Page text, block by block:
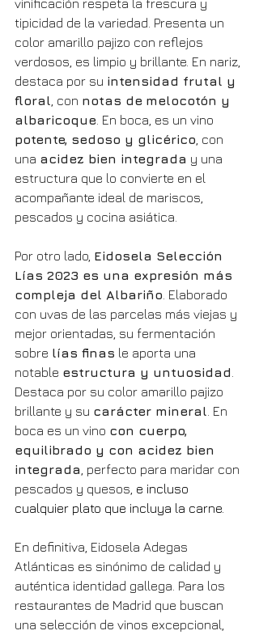
vinificación respeta la frescura y
tipicidad de la variedad. Presenta un
color amarillo pajizo con reflejos
verdosos, es limpio y brillante. En nariz,
destaca por su intensidad frutal y
floral , con notas de melocotón y
albaricoque . En boca, es un vino
potente, sedoso y glicérico , con
una acidez bien integrada y una
estructura que lo convierte en el
acompañante ideal de mariscos,
pescados y cocina asiática.
Por otro lado, Eidosela Selección
Lías 2023 es una expresión más
compleja del Albariño . Elaborado
con uvas de las parcelas más viejas y
mejor orientadas, su fermentación
sobre lías finas le aporta una
notable estructura y untuosidad
Destaca por su color amarillo pajizo
brillante y su carácter mineral . En
boca es un vino con cuerpo,
equilibrado y con acidez bien
integrada , perfecto para maridar con
pescados y quesos, e incluso
cualquier plato que incluya la carne.
En definitiva, Eidosela Adegas
Atlánticas es sinónimo de calidad y
auténtica identidad gallega. Para los
restaurantes de Madrid que buscan
una selección de vinos excepcional,